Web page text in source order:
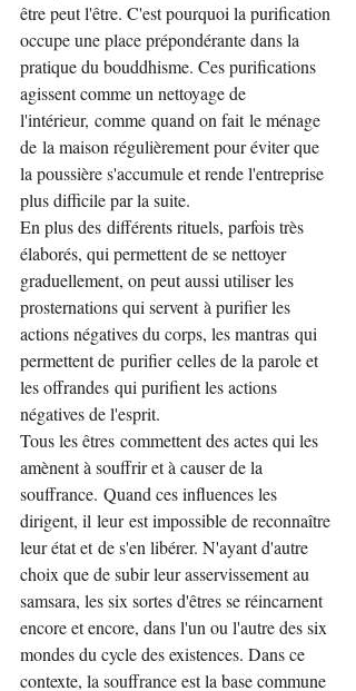
être peut l'être. C'est pourquoi la purification
occupe une place prépondérante dans la
pratique du bouddhisme. Ces purifications
agissent comme un nettoyage de
l'intérieur, comme quand on fait le ménage
de la maison régulièrement pour éviter que
la poussière s'accumule et rende l'entreprise
plus difficile par la suite.
En plus des différents rituels, parfois très
élaborés, qui permettent de se nettoyer
graduellement, on peut aussi utiliser les
prosternations qui servent à purifier les
actions négatives du corps, les mantras qui
permettent de purifier celles de la parole et
les offrandes qui purifient les actions
négatives de l'esprit.
Tous les êtres commettent des actes qui les
amènent à souffrir et à causer de la
souffrance. Quand ces influences les
dirigent, il leur est impossible de reconnaître
leur état et de s'en libérer. N'ayant d'autre
choix que de subir leur asservissement au
samsara, les six sortes d'êtres se réincarnent
encore et encore, dans l'un ou l'autre des six
mondes du cycle des existences. Dans ce
contexte, la souffrance est la base commune